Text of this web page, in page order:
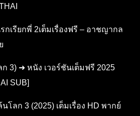
เรียกพี่ 2เต็มเรื่องฟรี – อาชญากล
3) ➜ หนัง เวอร์ชันเต็มฟรี 2025
SUB]
ลก 3 (2025) เต็มเรื่อง HD พากย์